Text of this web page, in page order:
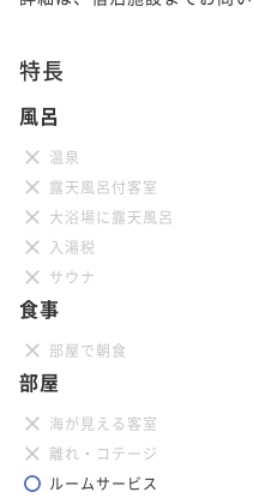
特長
風呂
温泉
露天風呂付客室
大浴場に露天風呂
入湯税
サウナ
食事
部屋で朝食
部屋
海が見える客室
離れ・コテージ
ルームサービス